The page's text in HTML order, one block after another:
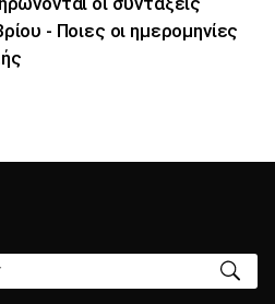
- Ποιες οι ημερομηνίες